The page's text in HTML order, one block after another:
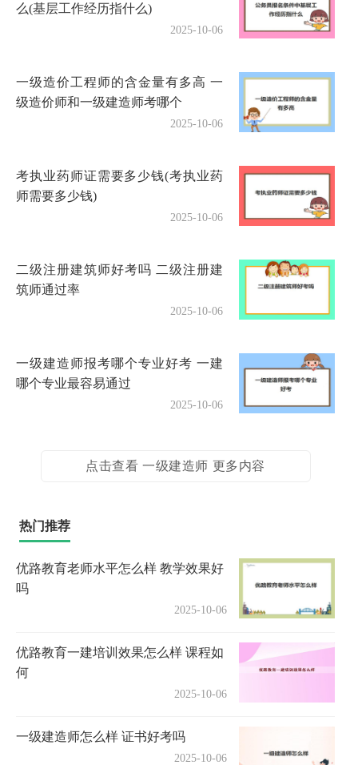
么(基层工作经历指什么)
2025-10-06
一级造价工程师的含金量有多高 一
级造价师和一级建造师考哪个
2025-10-06
考执业药师证需要多少钱(考执业药
师需要多少钱)
2025-10-06
二级注册建筑师好考吗 二级注册建
筑师通过率
2025-10-06
一级建造师报考哪个专业好考 一建
哪个专业最容易通过
2025-10-06
点击查看 一级建造师 更多内容
热门推荐
优路教育老师水平怎么样 教学效果好
吗
2025-10-06
优路教育一建培训效果怎么样 课程如
何
2025-10-06
一级建造师怎么样 证书好考吗
2025-10-06